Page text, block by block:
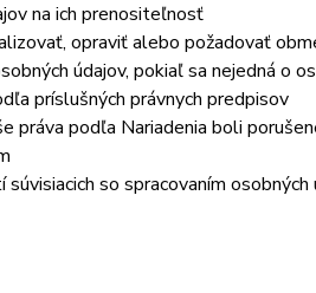
na ich prenositeľnosť
opraviť alebo požadovať
údajov, pokiaľ sa nejedná o
príslušných právnych predpisov
práva podľa Nariadenia boli
so spracovaním